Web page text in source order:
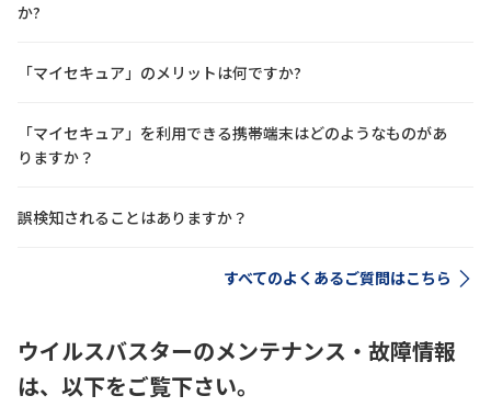
か?
「マイセキュア」のメリットは何ですか?
「マイセキュア」を利用できる携帯端末はどのようなものがあ
りますか？
誤検知されることはありますか？
すべてのよくあるご質問はこちら
ウイルスバスターのメンテナンス・故障情報
は、以下をご覧下さい。